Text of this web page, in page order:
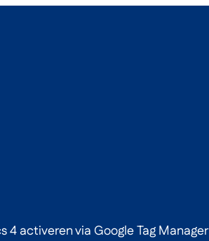
4 activeren via Google Tag Manager